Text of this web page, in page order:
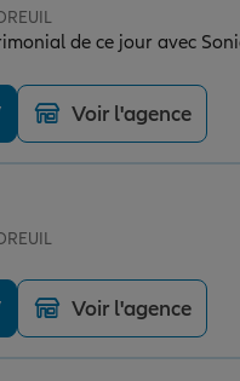
de ce jour avec
Voir l'agence
Voir l'agence